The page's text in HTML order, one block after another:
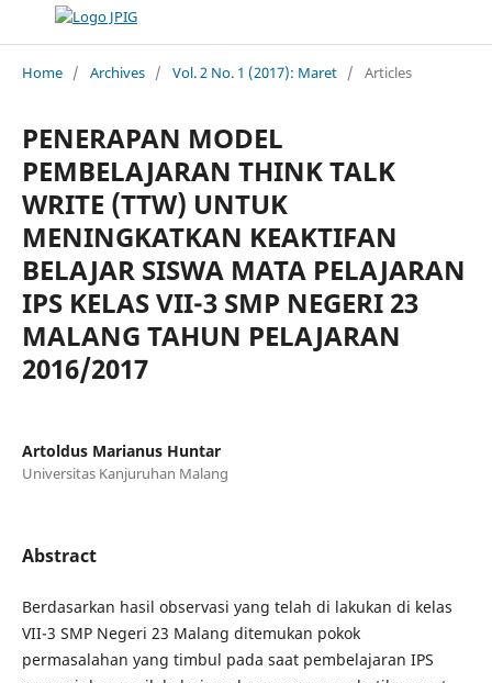
Home / Archives / Vol. 2 No. 1 (2017): Maret / Articles
PENERAPAN MODEL
PEMBELAJARAN THINK TALK
WRITE (TTW) UNTUK
MENINGKATKAN KEAKTIFAN
BELAJAR SISWA MATA PELAJARAN
IPS KELAS VII-3 SMP NEGERI 23
MALANG TAHUN PELAJARAN
2016/2017
Artoldus Marianus Huntar
Universitas Kanjuruhan Malang
Abstract
Berdasarkan hasil observasi yang telah di lakukan di kelas
VII-3 SMP Negeri 23 Malang ditemukan pokok
permasalahan yang timbul pada saat pembelajaran IPS